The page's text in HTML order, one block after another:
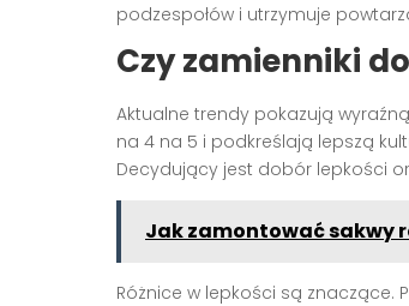
podzespołów i utrzymuje
Czy zamienniki
Aktualne trendy pokazują
na 4 na 5 i podkreślają lepszą
Decydujący jest dobór lepkości
Jak zamontować sakwy
Różnice w lepkości są znaczące.